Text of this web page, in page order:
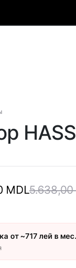
5.638,00
MDL
от ~717 лей в мес.